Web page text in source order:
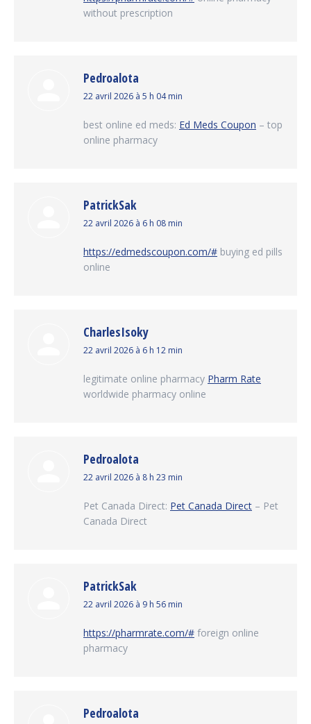
without prescription
Pedroalota
dit
22 avril 2026 à 5 h 04 min
best online ed meds: Ed Meds Coupon – top
online pharmacy
PatrickSak
dit
22 avril 2026 à 6 h 08 min
https://edmedscoupon.com/# buying ed pills
online
CharlesIsoky
dit
22 avril 2026 à 6 h 12 min
legitimate online pharmacy Pharm Rate
worldwide pharmacy online
Pedroalota
dit
22 avril 2026 à 8 h 23 min
Pet Canada Direct: Pet Canada Direct – Pet
Canada Direct
PatrickSak
dit
22 avril 2026 à 9 h 56 min
https://pharmrate.com/# foreign online
pharmacy
Pedroalota